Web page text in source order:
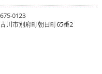
0123
川市別府町朝日町65番2